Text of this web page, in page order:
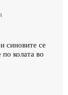
синовите се
по колата во